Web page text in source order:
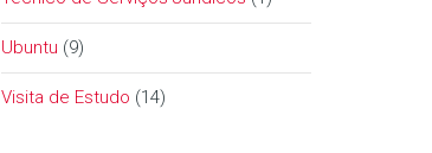
Ubuntu (9)
Visita de Estudo (14)